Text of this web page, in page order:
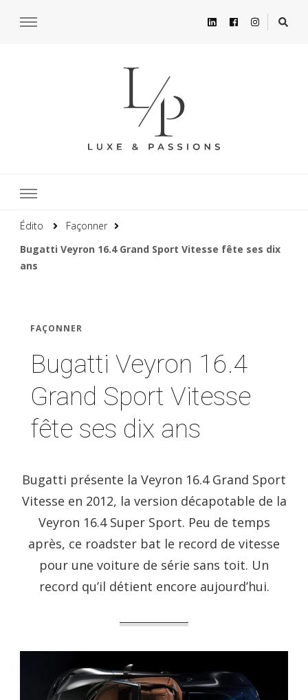
Édito
Façonner
Bugatti Veyron 16.4 Grand Sport Vitesse fête ses dix
ans
FAÇONNER
Bugatti Veyron 16.4
Grand Sport Vitesse
fête ses dix ans
Bugatti présente la Veyron 16.4 Grand Sport
Vitesse en 2012, la version décapotable de la
Veyron 16.4 Super Sport. Peu de temps
après, ce roadster bat le record de vitesse
pour une voiture de série sans toit. Un
record qu’il détient encore aujourd’hui.